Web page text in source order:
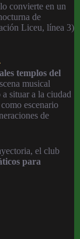
convierte en un
de
Liceu, línea 3)
templos del
musical
situar a la ciudad
escenario
de
el club
para